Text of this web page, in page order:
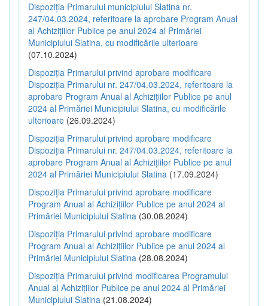
Dispoziția Primarului municipiului Slatina nr.
247/04.03.2024, referitoare la aprobare Program Anual
al Achizițiilor Publice pe anul 2024 al Primăriei
Municipiului Slatina, cu modificările ulterioare
(07.10.2024)
Dispoziția Primarului privind aprobare modificare
Dispoziția Primarului nr. 247/04.03.2024, referitoare la
aprobare Program Anual al Achizițiilor Publice pe anul
2024 al Primăriei Municipiului Slatina, cu modificările
ulterioare (26.09.2024)
Dispoziția Primarului privind aprobare modificare
Dispoziția Primarului nr. 247/04.03.2024, referitoare la
aprobare Program Anual al Achizițiilor Publice pe anul
2024 al Primăriei Municipiului Slatina (17.09.2024)
Dispoziția Primarului privind aprobare modificare
Program Anual al Achizițiilor Publice pe anul 2024 al
Primăriei Municipiului Slatina (30.08.2024)
Dispoziția Primarului privind aprobare modificare
Program Anual al Achizițiilor Publice pe anul 2024 al
Primăriei Municipiului Slatina (28.08.2024)
Dispoziția Primarului privind modificarea Programului
Anual al Achizițiilor Publice pe anul 2024 al Primăriei
Municipiului Slatina (21.08.2024)